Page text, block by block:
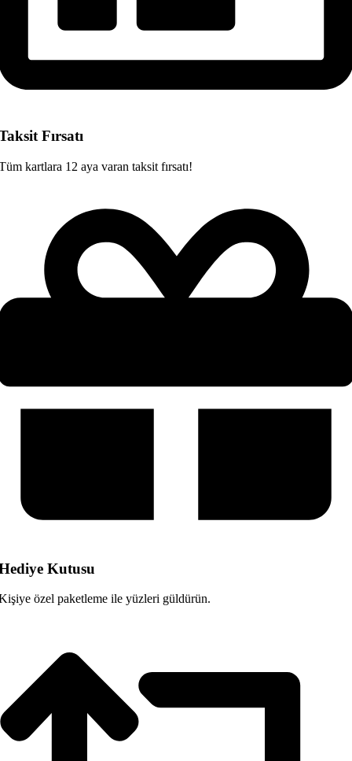
Fırsatı
kartlara 12 aya varan taksit fırsatı!
Kutusu
özel paketleme ile yüzleri güldürün.